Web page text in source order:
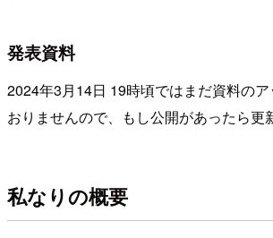
発表資料
2024年3月14日 19時頃ではまだ資料の
おりませんので、もし公開があったら更
私なりの概要